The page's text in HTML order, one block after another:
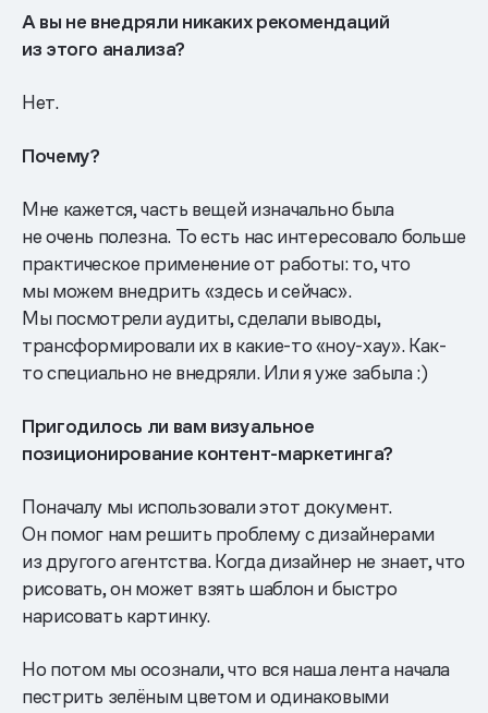
А вы не внедряли никаких рекомендаций
из этого анализа?
Нет.
Почему?
Мне кажется, часть вещей изначально была
не очень полезна. То есть нас интересовало больше
практическое применение от работы: то, что
мы можем внедрить «здесь и сейчас».
Мы посмотрели аудиты, сделали выводы,
трансформировали их в какие-то «ноу-хау». Как-
то специально не внедряли. Или я уже забыла :)
Пригодилось ли вам визуальное
позиционирование контент-маркетинга?
Поначалу мы использовали этот документ.
Он помог нам решить проблему с дизайнерами
из другого агентства. Когда дизайнер не знает, что
рисовать, он может взять шаблон и быстро
нарисовать картинку.
Но потом мы осознали, что вся наша лента начала
пестрить зелёным цветом и одинаковыми